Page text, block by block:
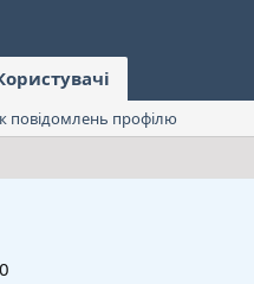
повідомлень профілю